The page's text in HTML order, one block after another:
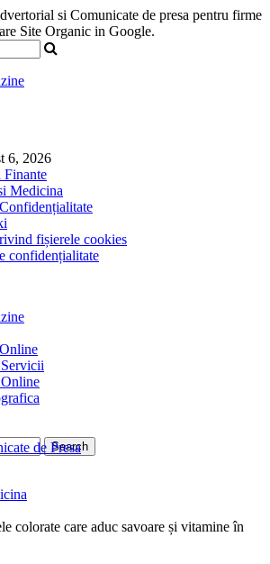
si Comunicate de presa pentru firme
Site Organic in Google.
6, 2026
Finante
Medicina
fișierele cookies
confidențialitate
de Presa
colorate care aduc savoare și vitamine în